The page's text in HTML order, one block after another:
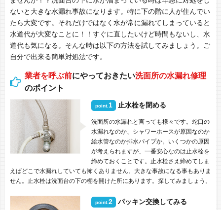
ないと大きな水漏れ事故になります。特に下の階に人が住んでい
たら大変です。それだけではなく水が常に漏れてしまっていると
水道代が大変なことに！！すぐに直したいけど時間もないし、水
道代も気になる。そんな時は以下の方法を試してみましょう。ご
自分で出来る簡単対処法です。
業者を呼ぶ前にやっておきたい洗面所の水漏れ修理
のポイント
point. 1 止水栓を閉める
洗面所の水漏れと言っても様々です。蛇口の
水漏れなのか、シャワーホースが原因なのか
給水管なのか排水パイプか。いくつかの原因
が考えられますが、一番安心なのは止水栓を
締めておくことです。止水栓さえ締めてしま
えばどこで水漏れしていても怖くありません。大きな事故になる事もありま
せん。止水栓は洗面台の下の棚を開けた所にあります。探してみましょう。
point.2 パッキン交換してみる